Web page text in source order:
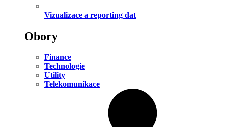
Vizualizace a reporting dat
Obory
Finance
Technologie
Utility
Telekomunikace